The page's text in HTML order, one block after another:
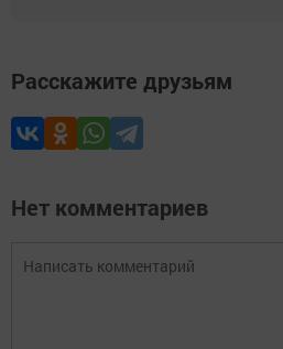
Расскажите друзьям
Нет комментариев